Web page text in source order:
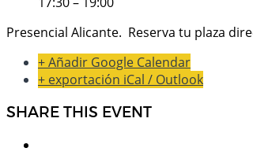
Presencial Alicante. Reserva tu plaza
+ Añadir Google Calendar
+ exportación iCal / Outlook
SHARE THIS EVENT